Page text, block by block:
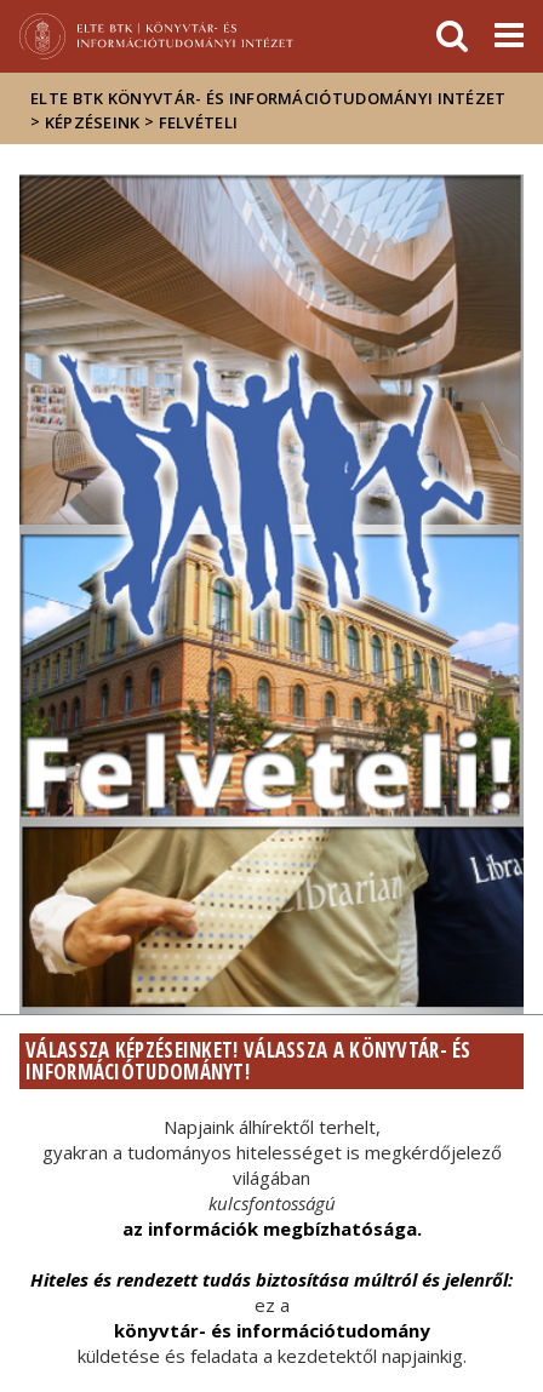
Hírek
Események
ELTE a
sajtóban
ELTE BTK KÖNYVTÁR- ÉS INFORMÁCIÓTUDOMÁNYI INTÉZET
> KÉPZÉSEINK > FELVÉTELI
VÁLASSZA KÉPZÉSEINKET! VÁLASSZA A KÖNYVTÁR- ÉS
INFORMÁCIÓTUDOMÁNYT!
Napjaink álhírektől terhelt,
gyakran a tudományos hitelességet is megkérdőjelező
világában
kulcsfontosságú
az információk megbízhatósága.
Hiteles és rendezett tudás biztosítása múltról és jelenről:
ez a
könyvtár- és információtudomány
küldetése és feladata a kezdetektől napjainkig.